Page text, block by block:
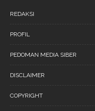
REDAKSI
PROFIL
PEDOMAN MEDIA SIBER
DISCLAIMER
COPYRIGHT